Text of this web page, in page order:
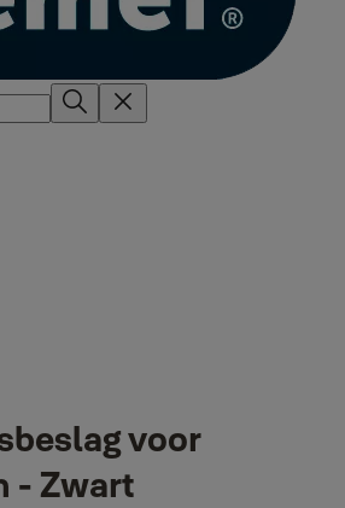
voor
- Zwart